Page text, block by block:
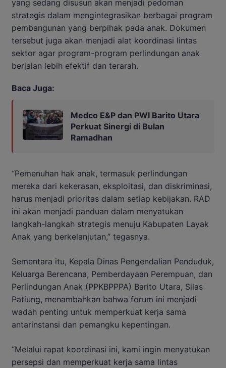
yang sedang disusun akan menjadi pedoman
strategis dalam mengintegrasikan berbagai program
pembangunan yang berpihak pada anak. Dokumen
tersebut juga akan menjadi alat koordinasi lintas
sektor agar program-program perlindungan anak
berjalan lebih efektif dan terarah.
Baca Juga:
Medco E&P dan PWI Barito Utara
Perkuat Sinergi di Bulan
Ramadhan
“Pemenuhan hak anak, termasuk perlindungan
mereka dari kekerasan, eksploitasi, dan diskriminasi,
harus menjadi prioritas dalam setiap kebijakan. RAD
ini akan menjadi panduan dalam menyatukan
langkah-langkah strategis menuju Kabupaten Layak
Anak yang berkelanjutan,” tegasnya.
Sementara itu, Kepala Dinas Pengendalian Penduduk,
Keluarga Berencana, Pemberdayaan Perempuan, dan
Perlindungan Anak (PPKBPPPA) Barito Utara, Silas
Patiung, menambahkan bahwa forum ini menjadi
wadah penting untuk memperkuat kerja sama
antarinstansi dan pemangku kepentingan.
“Melalui rapat koordinasi ini, kami ingin menyatukan
persepsi dan memperkuat kerja sama lintas